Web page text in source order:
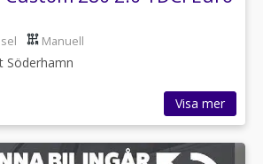
Manuell
Söderhamn
Visa mer